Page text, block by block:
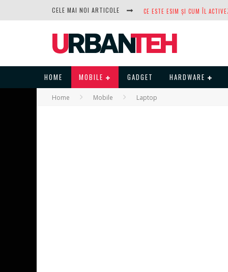
CELE MAI NOI ARTICOLE
DUPĂ ANI DE REFUZURI,
HOME MOBILE GADGET HARDWARE
Home Mobile Laptop